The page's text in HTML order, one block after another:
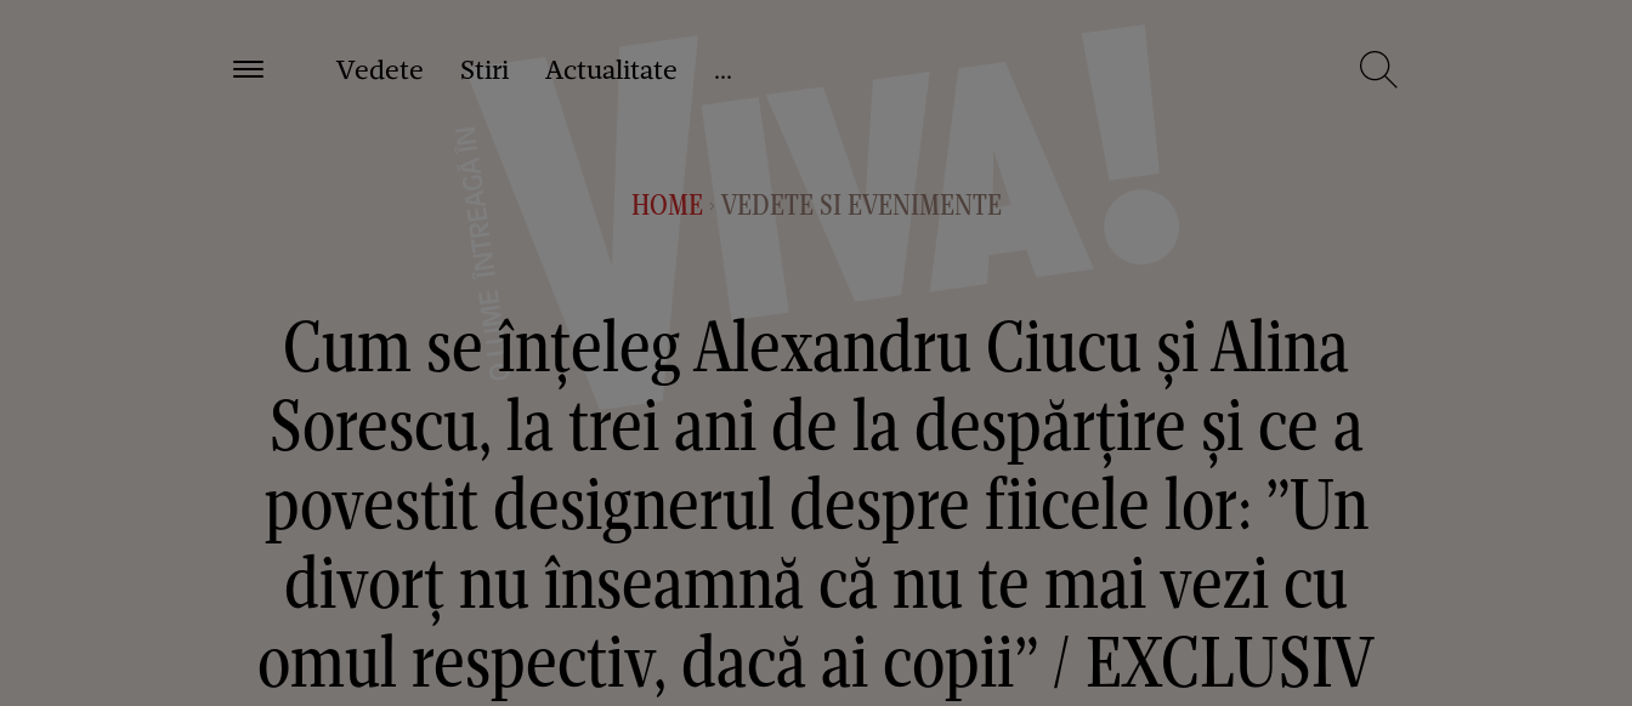
Vedete Stiri Actualitate ...
HOME > VEDETE SI EVENIMENTE
Cum se înțeleg Alexandru Ciucu și Alina
Sorescu, la trei ani de la despărțire și ce a
povestit designerul despre fiicele lor: ”Un
divorț nu înseamnă că nu te mai vezi cu
omul respectiv, dacă ai copii” / EXCLUSIV